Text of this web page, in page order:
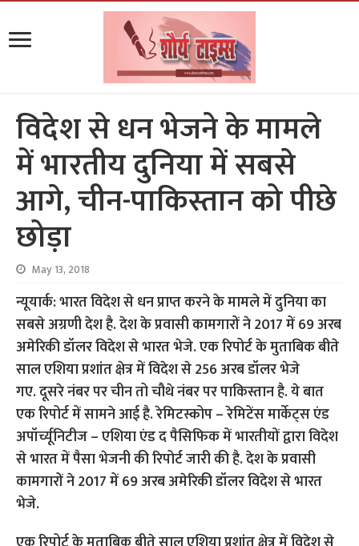
विदेश से धन भेजने के मामले
में भारतीय दुनिया में सबसे
आगे, चीन-पाकिस्तान को पीछे
छोड़ा
May 13, 2018
न्यूयार्क: भारत विदेश से धन प्राप्त करने के मामले में दुनिया का
सबसे अग्रणी देश है. देश के प्रवासी कामगारों ने 2017 में 69 अरब
अमेरिकी डॉलर विदेश से भारत भेजे. एक रिपोर्ट के मुताबिक बीते
साल एशिया प्रशांत क्षेत्र में विदेश से 256 अरब डॉलर भेजे
गए. दूसरे नंबर पर चीन तो चौथे नंबर पर पाकिस्तान है. ये बात
एक रिपोर्ट में सामने आई है. रेमिटस्कोप – रेमिटेंस मार्केट्स एंड
अपॉर्च्यूनिटीज – एशिया एंड द पैसिफिक में भारतीयों द्वारा विदेश
से भारत में पैसा भेजनी की रिपोर्ट जारी की है. देश के प्रवासी
कामगारों ने 2017 में 69 अरब अमेरिकी डॉलर विदेश से भारत
भेजे.